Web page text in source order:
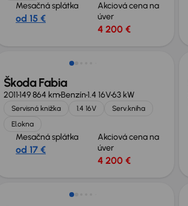
Mesačná splátka
od 15 €
Akciová cena na
úver
4 200 €
Škoda Fabia
2011149 864 kmBenzín1.4 16V63 kW
Servisná knižka 1.4 16V
Serv.kniha
El.okna
Mesačná splátka
od 17 €
Akciová cena na
úver
4 200 €